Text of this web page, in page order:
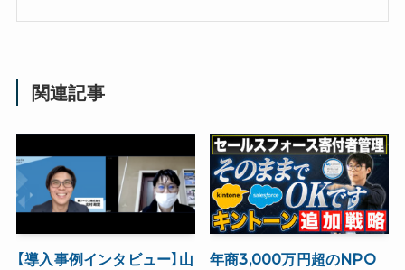
関連記事
【導入事例インタビュー】山
年商3,000万円超のNPO